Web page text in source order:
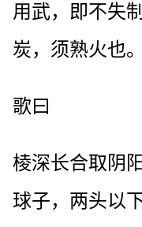
用武，即不失
炭，须熟火也。
歌曰
棱深长合取阴
球子，两头以